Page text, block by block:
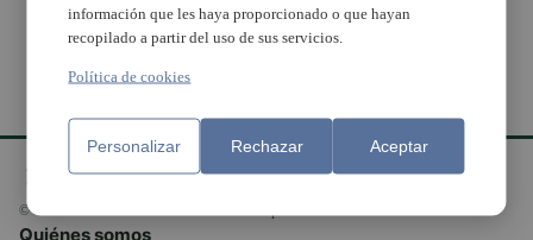
© El Meridiano L'Horta 2026 - Valencia - España
Quiénes somos
información que les haya proporcionado o que hayan
recopilado a partir del uso de sus servicios.
Política de cookies
Personalizar Rechazar Aceptar